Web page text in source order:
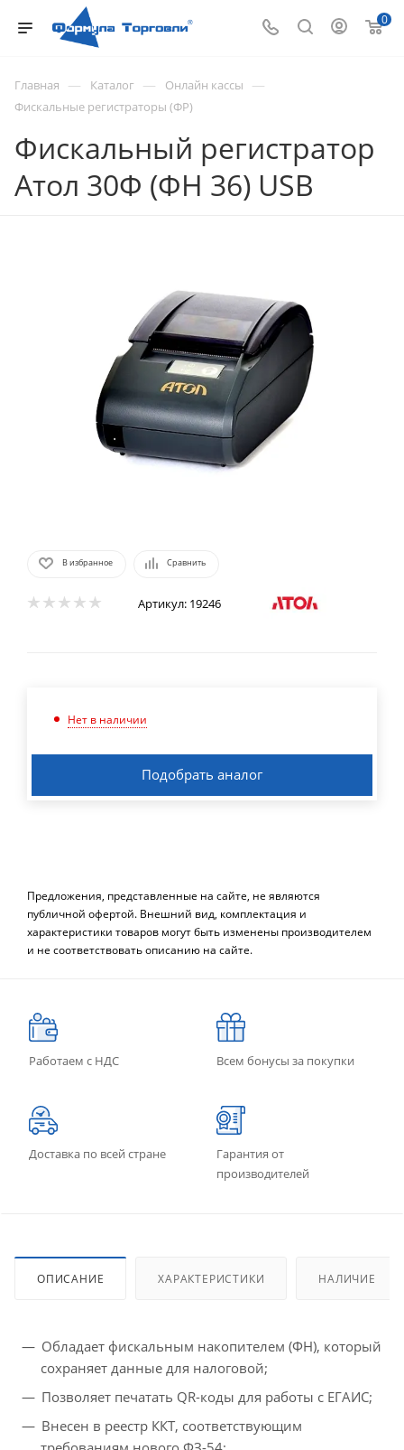
0
Главная — Каталог — Онлайн кассы —
Фискальные регистраторы (ФР)
Фискальный регистратор
Атол 30Ф (ФН 36) USB
В избранное Сравнить
Артикул: 19246
Нет в наличии
Подобрать аналог
Предложения, представленные на сайте, не являются
публичной офертой. Внешний вид, комплектация и
характеристики товаров могут быть изменены производителем
и не соответствовать описанию на сайте.
Работаем с НДС Всем бонусы за покупки
Доставка по всей стране
Гарантия от
производителей
ОПИСАНИЕ ХАРАКТЕРИСТИКИ НАЛИЧИЕ
Обладает фискальным накопителем (ФН), который
сохраняет данные для налоговой;
Позволяет печатать QR-коды для работы с ЕГАИС;
Внесен в реестр ККТ, соответствующим